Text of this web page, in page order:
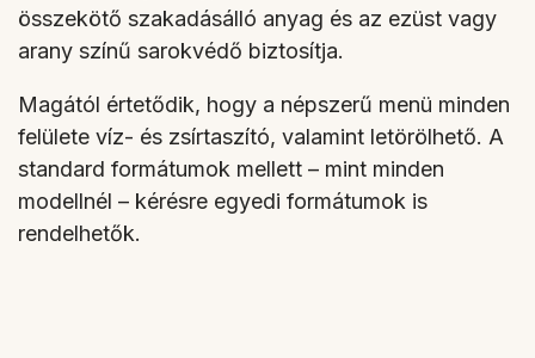
összekötő szakadásálló anyag és az ezüst vagy
arany színű sarokvédő biztosítja.
Magától értetődik, hogy a népszerű menü minden
felülete víz- és zsírtaszító, valamint letörölhető. A
standard formátumok mellett – mint minden
modellnél – kérésre egyedi formátumok is
rendelhetők.